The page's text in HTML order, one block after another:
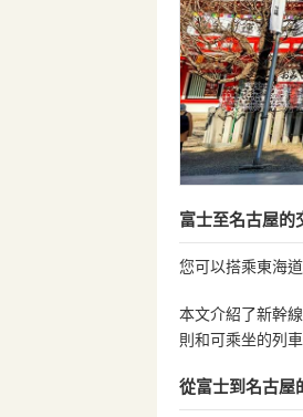
富士至名古屋的
您可以搭乘東海
本文介紹了新幹
則和可乘坐的列
從富士到名古屋